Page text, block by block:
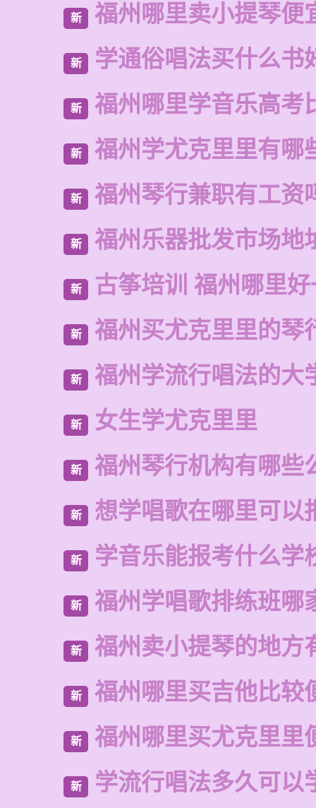
新 福州哪里卖小提琴便
新 学通俗唱法买什么书
新 福州哪里学音乐高考
新 福州学尤克里里有哪
新 福州琴行兼职有工资
新 福州乐器批发市场地
新 古筝培训 福州哪里
新 福州买尤克里里的琴
新 福州学流行唱法的大
新 女生学尤克里里
新 福州琴行机构有哪些
新 想学唱歌在哪里可以
新 学音乐能报考什么学
新 福州学唱歌排练班哪
新 福州卖小提琴的地方
新 福州哪里买吉他比较
新 福州哪里买尤克里里
新 学流行唱法多久可以